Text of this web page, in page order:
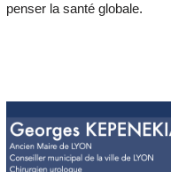
penser la ­santé globale.